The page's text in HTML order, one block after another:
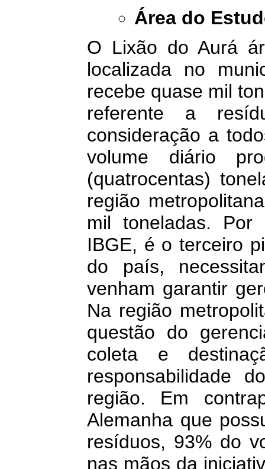
Área do
O Lixão do Aurá
localizada no
recebe quase mil
referente a
consideração a
volume diário
(quatrocentas)
região
mil toneladas.
IBGE, é o terceiro
do país,
venham garantir
Na região
questão do
coleta e
responsabilidade
região. Em
Alemanha que
resíduos, 93% do
nas mãos da